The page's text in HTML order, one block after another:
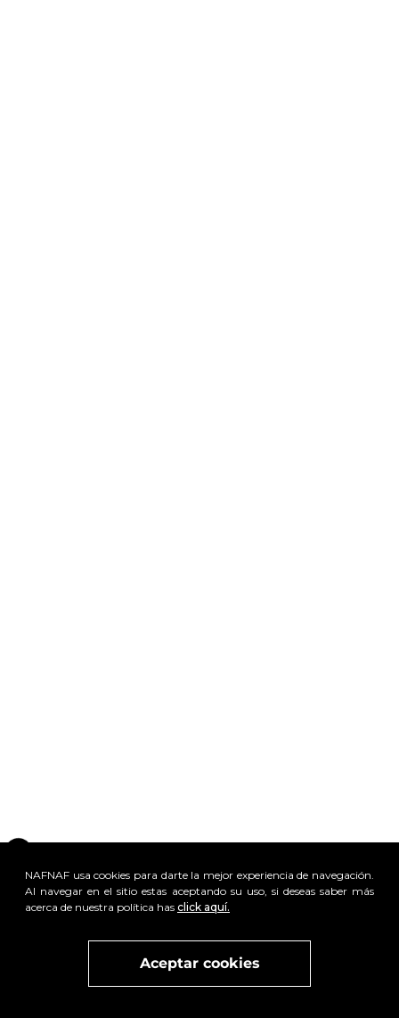
Visitavivant nuestra marca active x
NAFNAF usa cookies para darte la mejor experiencia de navegación.
Al navegar en el sitio estas aceptando su uso, si deseas saber más
acerca de nuestra política has click aquí.
Aceptar cookies